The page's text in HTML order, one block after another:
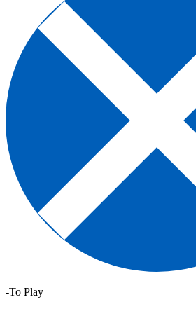
-To Play